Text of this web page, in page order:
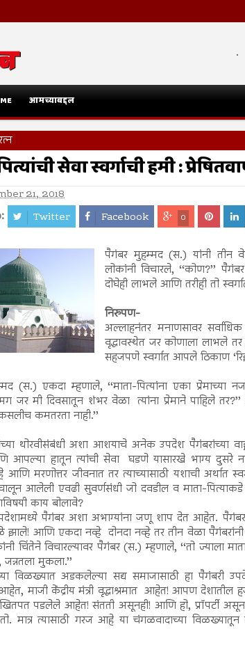
.
आमच्याबद्दल
सेवा स्वर्गाची हमी :
21, 2018
Twitter Facebook 0
पैगंबर मुहम्मद (स.) यांनी तीन
लोकांनी विचारले, ‘‘कोण?’’
दोघेही लाभले आणि तरीही तो
निरुपण-
अल्लाहनंतर मनाणसावर
वृद्धावस्थेत जर कोणाला लाभले
सहजपणे स्वर्गात आपले ठिकाण
(स.) एकदा म्हणाले, ‘‘माता-पित्यांना एका
जर मी दिवसातून शंभर वेळा त्यांना प्रेमाने पाहिले
कमतरता नाही.’’
थोरवीसंबंधी अशा आशयाचे अनेक उपदेश पैगंबरांच्या
हातून त्यांची सेवा घडणे यासारखे भाग्य दुसरे
मरणोत्तर जीवनात तर त्याच्यासाठी यशाची अर्थात
आलेली एवढी सुवर्णसंधी जो दवडील व माता-
काय बोलावे?
पैगंबर अशा अभाग्यांना जणू शाप देत आहेत. पैगंबर
झाले! आणि एकदा नव्हे दोनदा नव्हे तर तीन वेळा
चिंतेने विचारल्यावर पैगंबर (स.) म्हणाले, ‘‘तो ज्याला
जन्नतला मुकला.’’
विळख्यात अडकलेल्या सद्य समाजासाठी हा पैगंबरी
आहेत, माजी केंद्रीय मंत्री वृद्धाश्रमात आहेत! आपण देशातील
खितपत पडलेले आहेत! संतती असूनही! आणि हो, प्रॉपर्टी
मात्र त्यासाठी गरज आहे या चंगळवादाच्या